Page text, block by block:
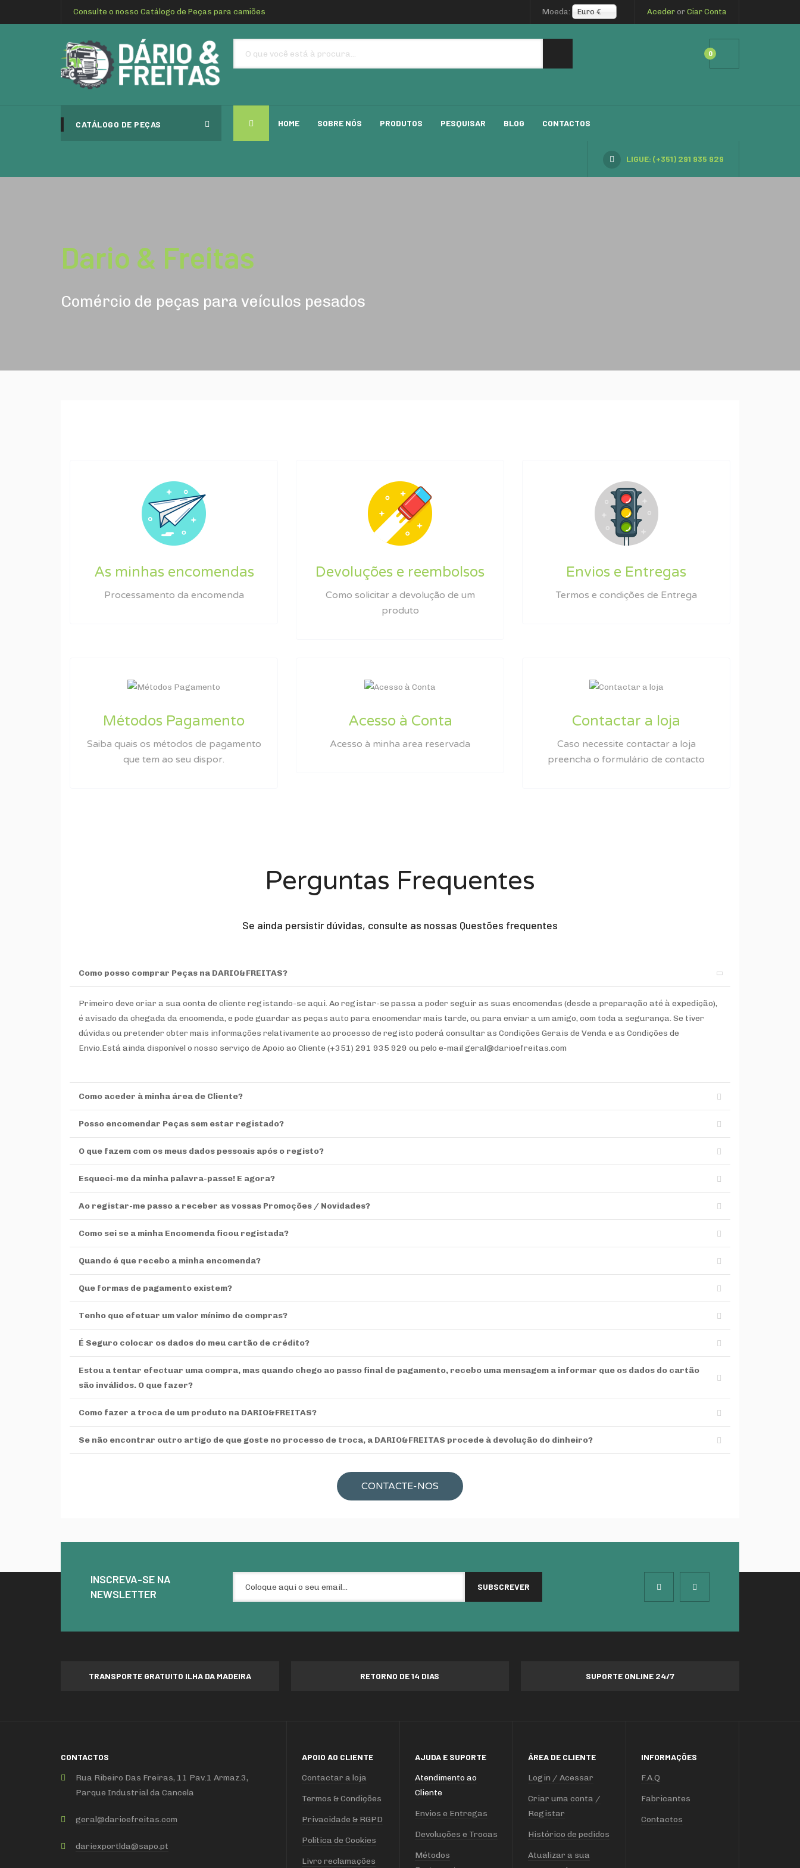
Consulte o nosso Catálogo de Peças para camiões Acederor Ciar Conta
Moeda: Euro €
0
CATÁLOGO DE PEÇAS HOME SOBRE NÓS PRODUTOS PESQUISAR BLOG CONTACTOS
LIGUE: (+351) 291 935 929
Dario & Freitas
Comércio de peças para veículos pesados
As minhas encomendas
Processamento da encomenda
Devoluções e reembolsos
Como solicitar a devolução de um
produto
Envios e Entregas
Termos e condições de Entrega
Métodos Pagamento
Saiba quais os métodos de pagamento
que tem ao seu dispor.
Acesso à Conta
Acesso à minha area reservada
Contactar a loja
Caso necessite contactar a loja
preencha o formulário de contacto
Perguntas Frequentes
Se ainda persistir dúvidas, consulte as nossas Questões frequentes
Como posso comprar Peças na DARIO&FREITAS?
Primeiro deve criar a sua conta de cliente registando-se aqui. Ao registar-se passa a poder seguir as suas encomendas (desde a preparação até à expedição),
é avisado da chegada da encomenda, e pode guardar as peças auto para encomendar mais tarde, ou para enviar a um amigo, com toda a segurança. Se tiver
dúvidas ou pretender obter mais informações relativamente ao processo de registo poderá consultar as Condições Gerais de Venda e as Condições de
Envio.Está ainda disponível o nosso serviço de Apoio ao Cliente (+351) 291 935 929 ou pelo e-mail geral@darioefreitas.com
Como aceder à minha área de Cliente?
Posso encomendar Peças sem estar registado?
O que fazem com os meus dados pessoais após o registo?
Esqueci-me da minha palavra-passe! E agora?
Ao registar-me passo a receber as vossas Promoções / Novidades?
Como sei se a minha Encomenda ficou registada?
Quando é que recebo a minha encomenda?
Que formas de pagamento existem?
Tenho que efetuar um valor mínimo de compras?
É Seguro colocar os dados do meu cartão de crédito?
Estou a tentar efectuar uma compra, mas quando chego ao passo final de pagamento, recebo uma mensagem a informar que os dados do cartão
são inválidos. O que fazer?
Como fazer a troca de um produto na DARIO&FREITAS?
Se não encontrar outro artigo de que goste no processo de troca, a DARIO&FREITAS procede à devolução do dinheiro?
CONTACTE-NOS
INSCREVA-SE NA
NEWSLETTER
TRANSPORTE GRATUITO ILHA DA MADEIRA RETORNO DE 14 DIAS SUPORTE ONLINE 24/7
CONTACTOS
Rua Ribeiro Das Freiras, 11 Pav.1 Armaz.3,
Parque Industrial da Cancela
geral@darioefreitas.com
dariexportlda@sapo.pt
APOIO AO CLIENTE
Contactar a loja
Termos & Condições
Privacidade & RGPD
Política de Cookies
Livro reclamações
AJUDA E SUPORTE
Atendimento ao
Cliente
Envios e Entregas
Devoluções e Trocas
Métodos
ÁREA DE CLIENTE
Login / Acessar
Criar uma conta /
Registar
Histórico de pedidos
Atualizar a sua
INFORMAÇÕES
F.A.Q
Fabricantes
Contactos